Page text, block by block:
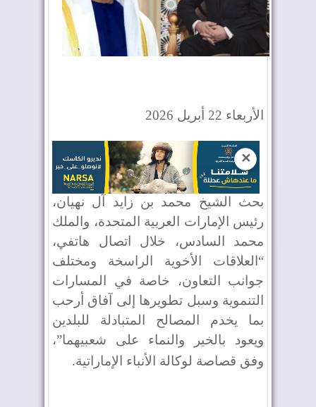
الأربعاء 22 أبريل 2026
✕
بحث الشيخ محمد بن زايد آل نهيان،
رئيس الإمارات العربية المتحدة، والملك
محمد السادس، خلال اتصال هاتفي،
“العلاقات الأخوية الراسخة ومختلف
جوانب التعاون، خاصة في المسارات
التنموية وسبل تطويرها إلى آفاق أرحب
بما يخدم المصالح المتبادلة للبلدين
ويعود بالخير والنماء على شعبيهما”،
وفق قصاصة لوكالة الأنباء الإماراتية.